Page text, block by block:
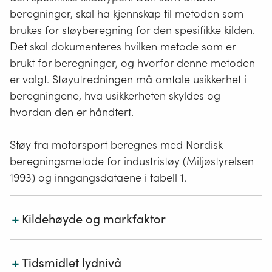
stevner.
plasseres tett inn mot motorsportbanen. Dersom
man skal klare å oppnå mer enn 5 dB total
skjermingseffekt rundt banen, vil dette i de fleste
tilfeller innebære at minst 70 % av banedel som gir
bidrag må være godt skjermet. De uskjermede
delene må da ikke ligge nærmere bebyggelsen enn
de skjermede partiene. Total skjermingseffekt på 10
dB eller mer betinger i hovedsak at hele
baneanlegget er skjermet mot bebyggelsen.
Støyemisjonen kan da dokumenteres ved hjelp av
målinger nær kjøretøyene.
Det er også grenser for maksimal tillatt motorstøy for
motorsportkjøretøyer, og det skal sjekkes av arrangør
at satte emisjonsgrenser overholdes.
Standstøymålinger av denne typen er imidlertid ikke
beregninger, skal ha kjennskap til metoden som
brukes for støyberegning for den spesifikke kilden.
Det skal dokumenteres hvilken metode som er
brukt for beregninger, og hvorfor denne metoden
er valgt. Støyutredningen må omtale usikkerhet i
beregningene, hva usikkerheten skyldes og
hvordan den er håndtert.
Støy fra motorsport beregnes med Nordisk
beregningsmetode for industristøy (Miljøstyrelsen
1993) og inngangsdataene i tabell 1.
+ Kildehøyde og markfaktor
Kildehøyden settes normalt til 0,5 meter. Banetraséer
+Tidsmidlet lydnivå